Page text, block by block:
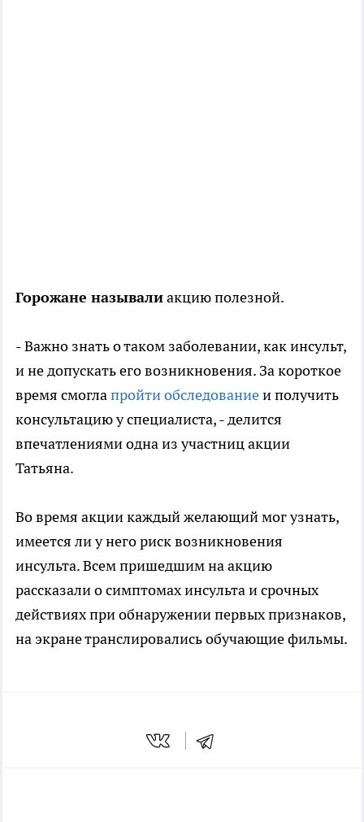
Горожане называлиакцию полезной.
- Важно знать о таком заболевании, как инсульт,
и не допускать его возникновения. За короткое
время смоглапройти обследованиеи получить
консультацию у специалиста, - делится
впечатлениями одна из участниц акции
Татьяна.
Во время акции каждый желающий мог узнать,
имеется ли у него риск возникновения
инсульта. Всем пришедшим на акцию
рассказали о симптомах инсульта и срочных
действиях при обнаружении первых признаков,
на экране транслировались обучающие фильмы.